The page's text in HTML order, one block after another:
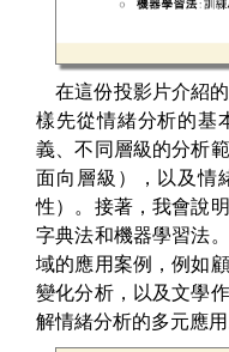
在這份投影片介紹
樣先從情緒分析的基
義、不同層級的分析
面向層級），以及情
性）。接著，我會說
字典法和機器學習法
域的應用案例，例如
變化分析，以及文學
解情緒分析的多元應用